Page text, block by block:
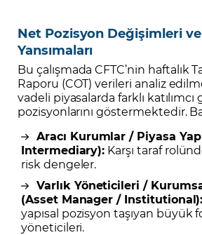
Net Pozisyon Değişimleri
Yansımaları
Bu çalışmada CFTC’nin haftalık
Raporu (COT) verileri analiz
vadeli piyasalarda farklı katılımcı
pozisyonlarını göstermektedir.
Aracı Kurumlar / Piyasa
Intermediary): Karşı taraf
risk dengeler.
Varlık Yöneticileri /
(Asset Manager / Institutional):
yapısal pozisyon taşıyan büyük
yöneticileri.